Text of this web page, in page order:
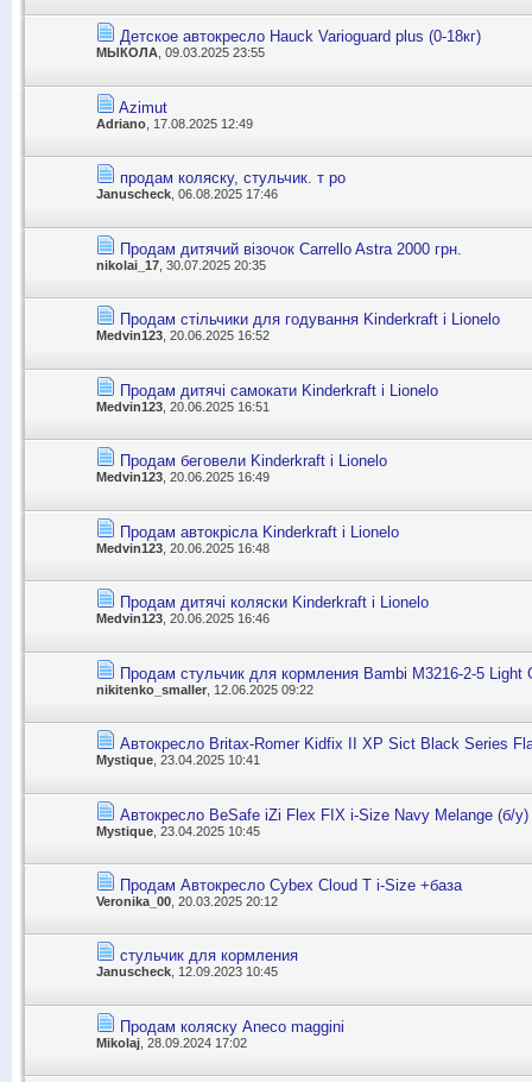
Детское автокресло Hauck Varioguard plus (0-18кг)
MЫКОЛА , 09.03.2025 23:55
Azimut
Adriano , 17.08.2025 12:49
продам коляску, стульчик. т ро
Januscheck , 06.08.2025 17:46
Продам дитячий візочок Сarrello Astra 2000 грн.
nikolai_17 , 30.07.2025 20:35
Продам стільчики для годування Kinderkraft і Lionelo
Medvin123 , 20.06.2025 16:52
Продам дитячі самокати Kinderkraft і Lionelo
Medvin123 , 20.06.2025 16:51
Продам беговели Kinderkraft і Lionelo
Medvin123 , 20.06.2025 16:49
Продам автокрісла Kinderkraft і Lionelo
Medvin123 , 20.06.2025 16:48
Продам дитячі коляски Kinderkraft і Lionelo
Medvin123 , 20.06.2025 16:46
Продам стульчик для кормления Bambi M3216-2-5 Light
nikitenko_smaller , 12.06.2025 09:22
Автокресло Britax-Romer Kidfix II XP Sict Black Series
Mystique , 23.04.2025 10:41
Автокресло BeSafe iZi Flex FIX i-Size Navy Melange (б/у)
Mystique , 23.04.2025 10:45
Продам Автокресло Cybex Cloud T i-Size +база
Veronika_00 , 20.03.2025 20:12
стульчик для кормления
Januscheck, 12.09.2023 10:45
Продам коляску Aneco maggini
Mikolaj , 28.09.2024 17:02